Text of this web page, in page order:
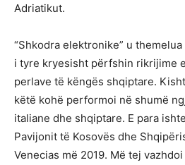
Adriatikut.
“Shkodra elektronike” u
i tyre kryesisht përfshin rikrijime
perlave të këngës shqiptare.
këtë kohë performoi në shumë
italiane dhe shqiptare. E para
Pavijonit të Kosovës dhe
Venecias më 2019. Më tej